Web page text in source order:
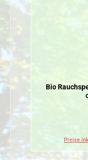
Bio
Preise